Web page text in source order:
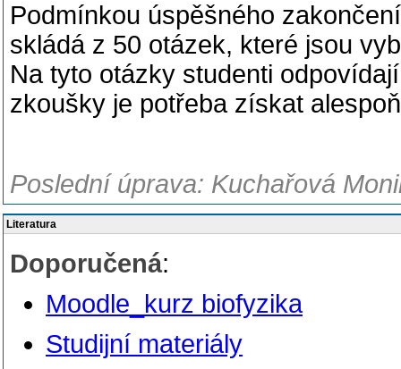
Podmínkou úspěšného
skládá z 50 otázek, které jsou
Na tyto otázky studenti
zkoušky je potřeba získat
Poslední úprava: Kuchařová
Literatura
Doporučená:
Moodle_kurz biofyzika
Studijní materiály